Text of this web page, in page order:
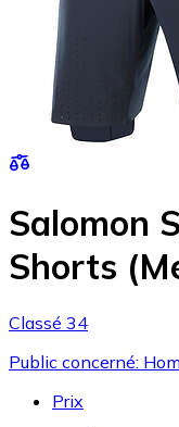
Salomon
Shorts
Classé 34
Public concerné:
Prix